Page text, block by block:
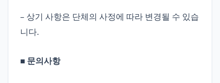
– 상기 사항은 단체의 사정에 따라 변경될 수 있습
니다.
■ 문의사항